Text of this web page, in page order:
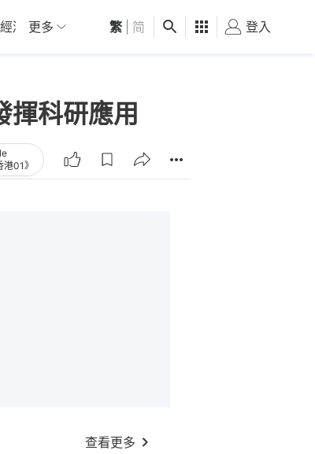
經濟 01深圳 觀點 健康 好食玩飛
更多 繁 简 登入
科研應用
01》
查看更多